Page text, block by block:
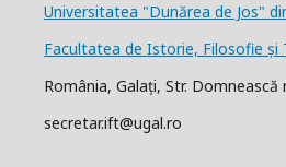
Universitatea "Dunărea de Jos"
Facultatea de Istorie, Filosofie și
România, Galați, Str. Domnească
secretar.ift@ugal.ro